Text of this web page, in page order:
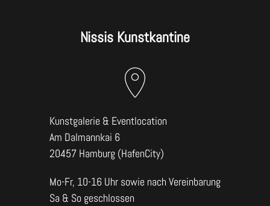
Nissis Kunstkantine
Kunstgalerie & Eventlocation
Am Dalmannkai 6
20457 Hamburg (HafenCity)
Mo-Fr, 10-16 Uhr sowie nach Vereinbarung
Sa & So geschlossen